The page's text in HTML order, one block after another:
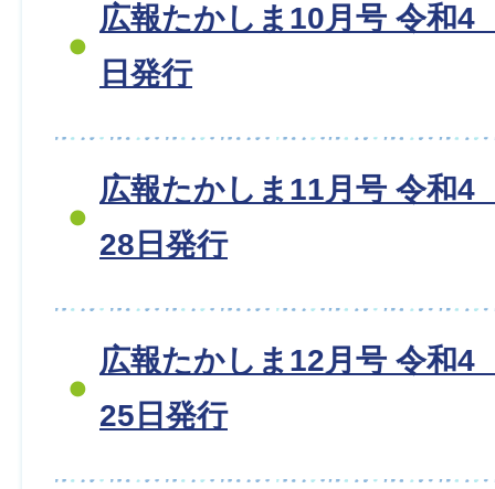
広報たかしま10月号 令和4
日発行
広報たかしま11月号 令和4
28日発行
広報たかしま12月号 令和4
25日発行